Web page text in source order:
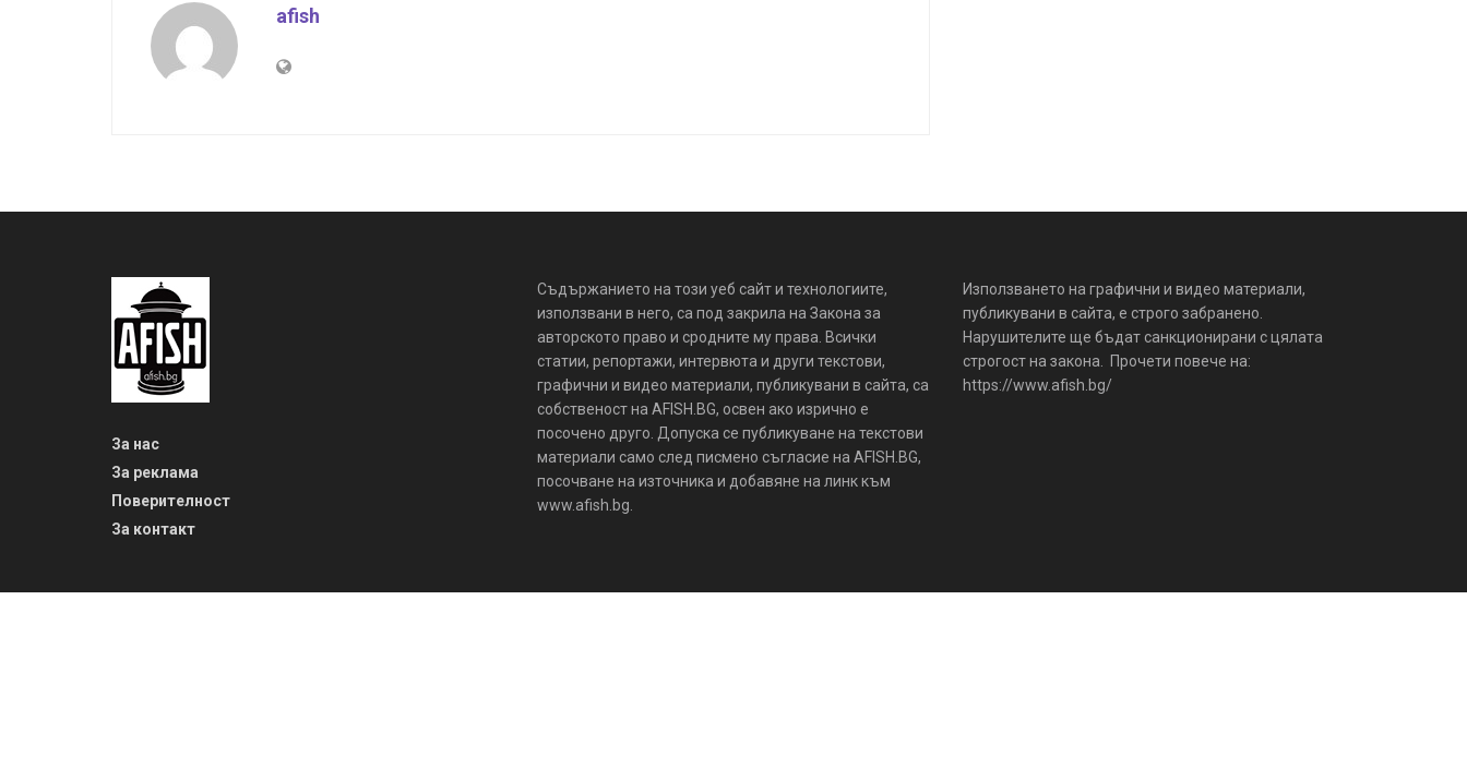
afish
За нас
За реклама
Поверителност
За контакт
Съдържанието на този уеб сайт и технологиите,
използвани в него, са под закрила на Закона за
авторското право и сродните му права. Всички
статии, репортажи, интервюта и други текстови,
графични и видео материали, публикувани в сайта, са
собственост на AFISH.BG, освен ако изрично е
посочено друго. Допуска се публикуване на текстови
материали само след писмено съгласие на AFISH.BG,
посочване на източника и добавяне на линк към
www.afish.bg.
Използването на графични и видео материали,
публикувани в сайта, е строго забранено.
Нарушителите ще бъдат санкционирани с цялата
строгост на закона. Прочети повече на:
https://www.afish.bg/